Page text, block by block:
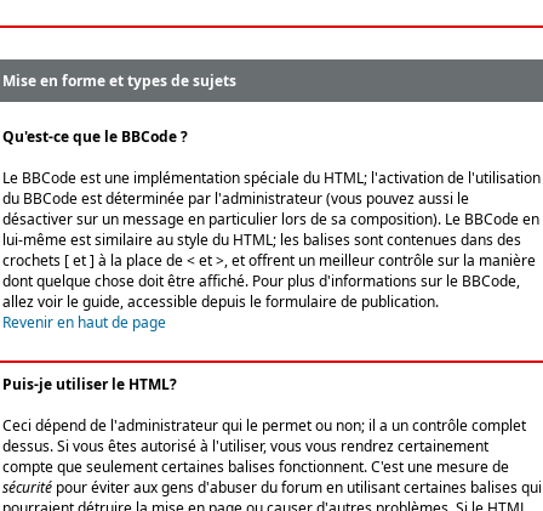
Mise en forme et types de sujets
Qu'est-ce que le BBCode ?
Le BBCode est une implémentation spéciale du HTML; l'activation de l'utilisation
du BBCode est déterminée par l'administrateur (vous pouvez aussi le
désactiver sur un message en particulier lors de sa composition). Le BBCode en
lui-même est similaire au style du HTML; les balises sont contenues dans des
crochets [ et ] à la place de < et >, et offrent un meilleur contrôle sur la manière
dont quelque chose doit être affiché. Pour plus d'informations sur le BBCode,
allez voir le guide, accessible depuis le formulaire de publication.
Revenir en haut de page
Puis-je utiliser le HTML?
Ceci dépend de l'administrateur qui le permet ou non; il a un contrôle complet
dessus. Si vous êtes autorisé à l'utiliser, vous vous rendrez certainement
compte que seulement certaines balises fonctionnent. C'est une mesure de
sécurité pour éviter aux gens d'abuser du forum en utilisant certaines balises qui